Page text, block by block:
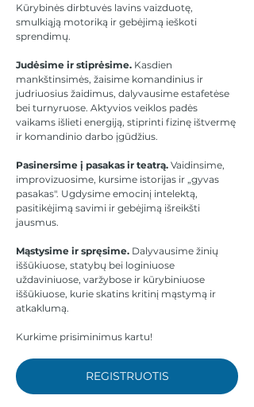
Kūrybinės dirbtuvės lavins vaizduotę,
smulkiąją motoriką ir gebėjimą ieškoti
sprendimų.
Judėsime ir stiprėsime. Kasdien
mankštinsimės, žaisime komandinius ir
judriuosius žaidimus, dalyvausime estafetėse
bei turnyruose. Aktyvios veiklos padės
vaikams išlieti energiją, stiprinti fizinę ištvermę
ir komandinio darbo įgūdžius.
Pasinersime į pasakas ir teatrą. Vaidinsime,
improvizuosime, kursime istorijas ir „gyvas
pasakas". Ugdysime emocinį intelektą,
pasitikėjimą savimi ir gebėjimą išreikšti
jausmus.
Mąstysime ir spręsime. Dalyvausime žinių
iššūkiuose, statybų bei loginiuose
uždaviniuose, varžybose ir kūrybiniuose
iššūkiuose, kurie skatins kritinį mąstymą ir
atkaklumą.
Kurkime prisiminimus kartu!
REGISTRUOTIS